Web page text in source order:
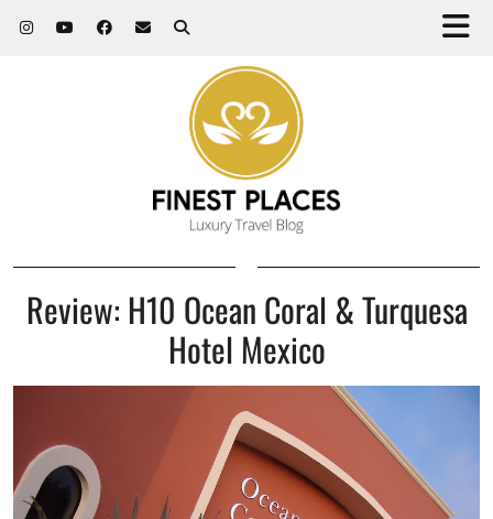
Review: H10 Ocean Coral & Turquesa
Hotel Mexico